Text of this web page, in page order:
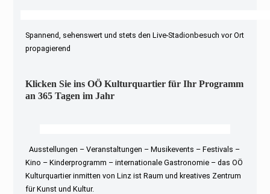
Spannend, sehenswert und stets den Live-Stadionbesuch vor Ort
propagierend
Klicken Sie ins OÖ Kulturquartier für Ihr Programm
an 365 Tagen im Jahr
Ausstellungen – Veranstaltungen – Musikevents – Festivals –
Kino – Kinderprogramm – internationale Gastronomie – das OÖ
Kulturquartier inmitten von Linz ist Raum und kreatives Zentrum
für Kunst und Kultur.